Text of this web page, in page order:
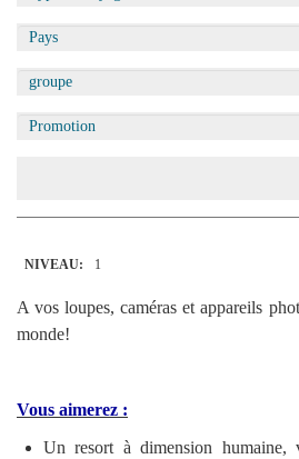
NIVEAU: 1
A vos loupes, caméras et appareils
monde!
Vous aimerez :
Un resort à dimension humaine,